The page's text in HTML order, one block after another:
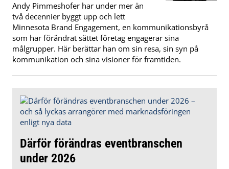
Andy Pimmeshofer har under mer än
två decennier byggt upp och lett
Minnesota Brand Engagement, en kommunikationsbyrå
som har förändrat sättet företag engagerar sina
målgrupper. Här berättar han om sin resa, sin syn på
kommunikation och sina visioner för framtiden.
Därför förändras eventbranschen
under 2026